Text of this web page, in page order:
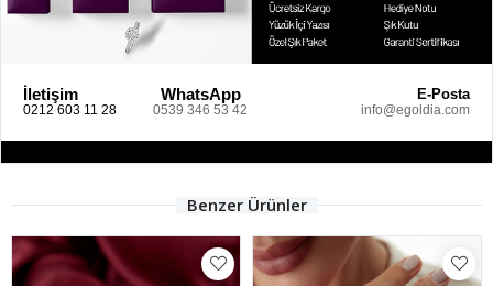
İletişim
0212 603 11 28
WhatsApp
0539 346 53 42
E-Posta
info@egoldia.com
Benzer Ürünler